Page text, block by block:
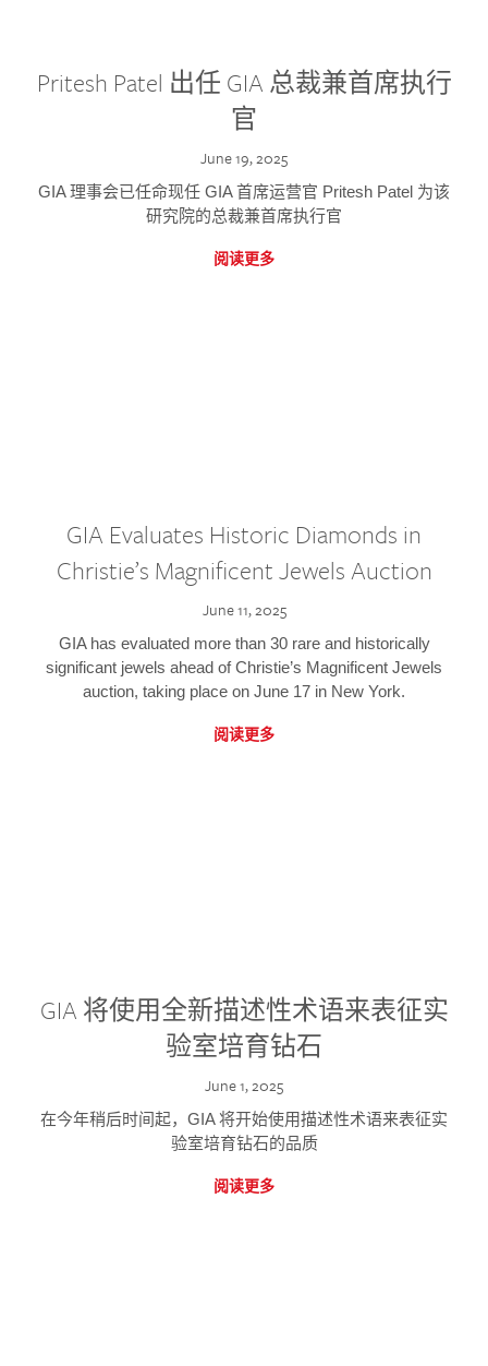
Pritesh Patel 出任 GIA 总裁兼首席执行
官
June 19, 2025
GIA 理事会已任命现任 GIA 首席运营官 Pritesh Patel 为该
研究院的总裁兼首席执行官
阅读更多
GIA Evaluates Historic Diamonds in
Christie’s Magnificent Jewels Auction
June 11, 2025
GIA has evaluated more than 30 rare and historically
significant jewels ahead of Christie’s Magnificent Jewels
auction, taking place on June 17 in New York.
阅读更多
GIA 将使用全新描述性术语来表征实
验室培育钻石
June 1, 2025
在今年稍后时间起，GIA 将开始使用描述性术语来表征实
验室培育钻石的品质
阅读更多